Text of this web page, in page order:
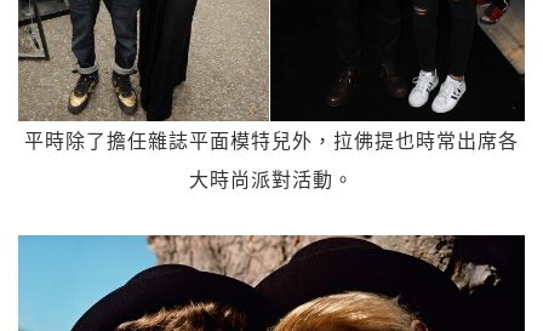
平時除了擔任雜誌平面模特兒外，拉佛提也時常出席各
大時尚派對活動。